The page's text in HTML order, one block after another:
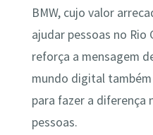
BMW, cujo valor
ajudar pessoas no Rio
reforça a mensagem
mundo digital
para fazer a diferença
pessoas.